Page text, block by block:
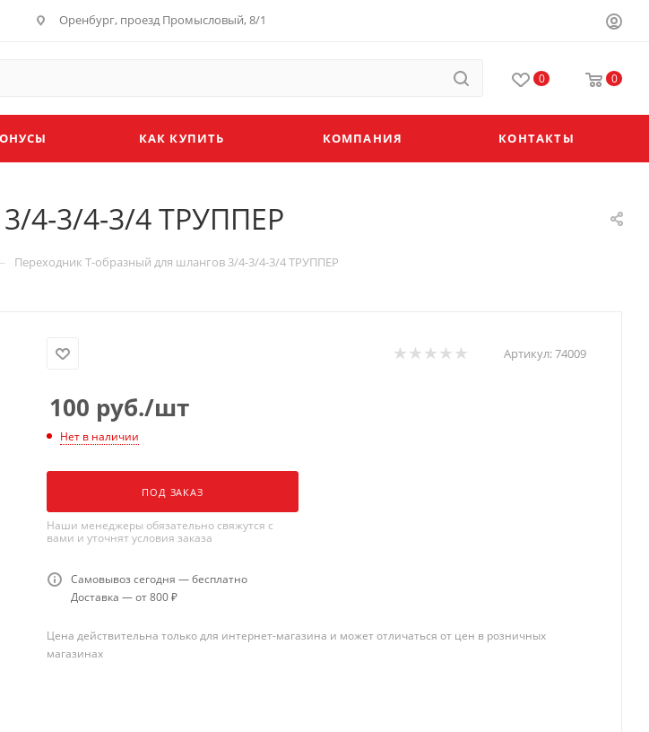
Оренбург, проезд Промысловый, 8/1
0 0
КАК КУПИТЬ КОМПАНИЯ КОНТАКТЫ
4-3/4-3/4 ТРУППЕР
Переходник Т-образный для шлангов 3/4-3/4-3/4 ТРУППЕР
Артикул:74009
100 руб./шт
Нет в наличии
ПОД ЗАКАЗ
Наши менеджеры обязательно свяжутся с
вами и уточнят условия заказа
Самовывоз сегодня — бесплатно
Доставка — от 800 ₽
Цена действительна только для интернет-магазина и может отличаться от цен в розничных
магазинах